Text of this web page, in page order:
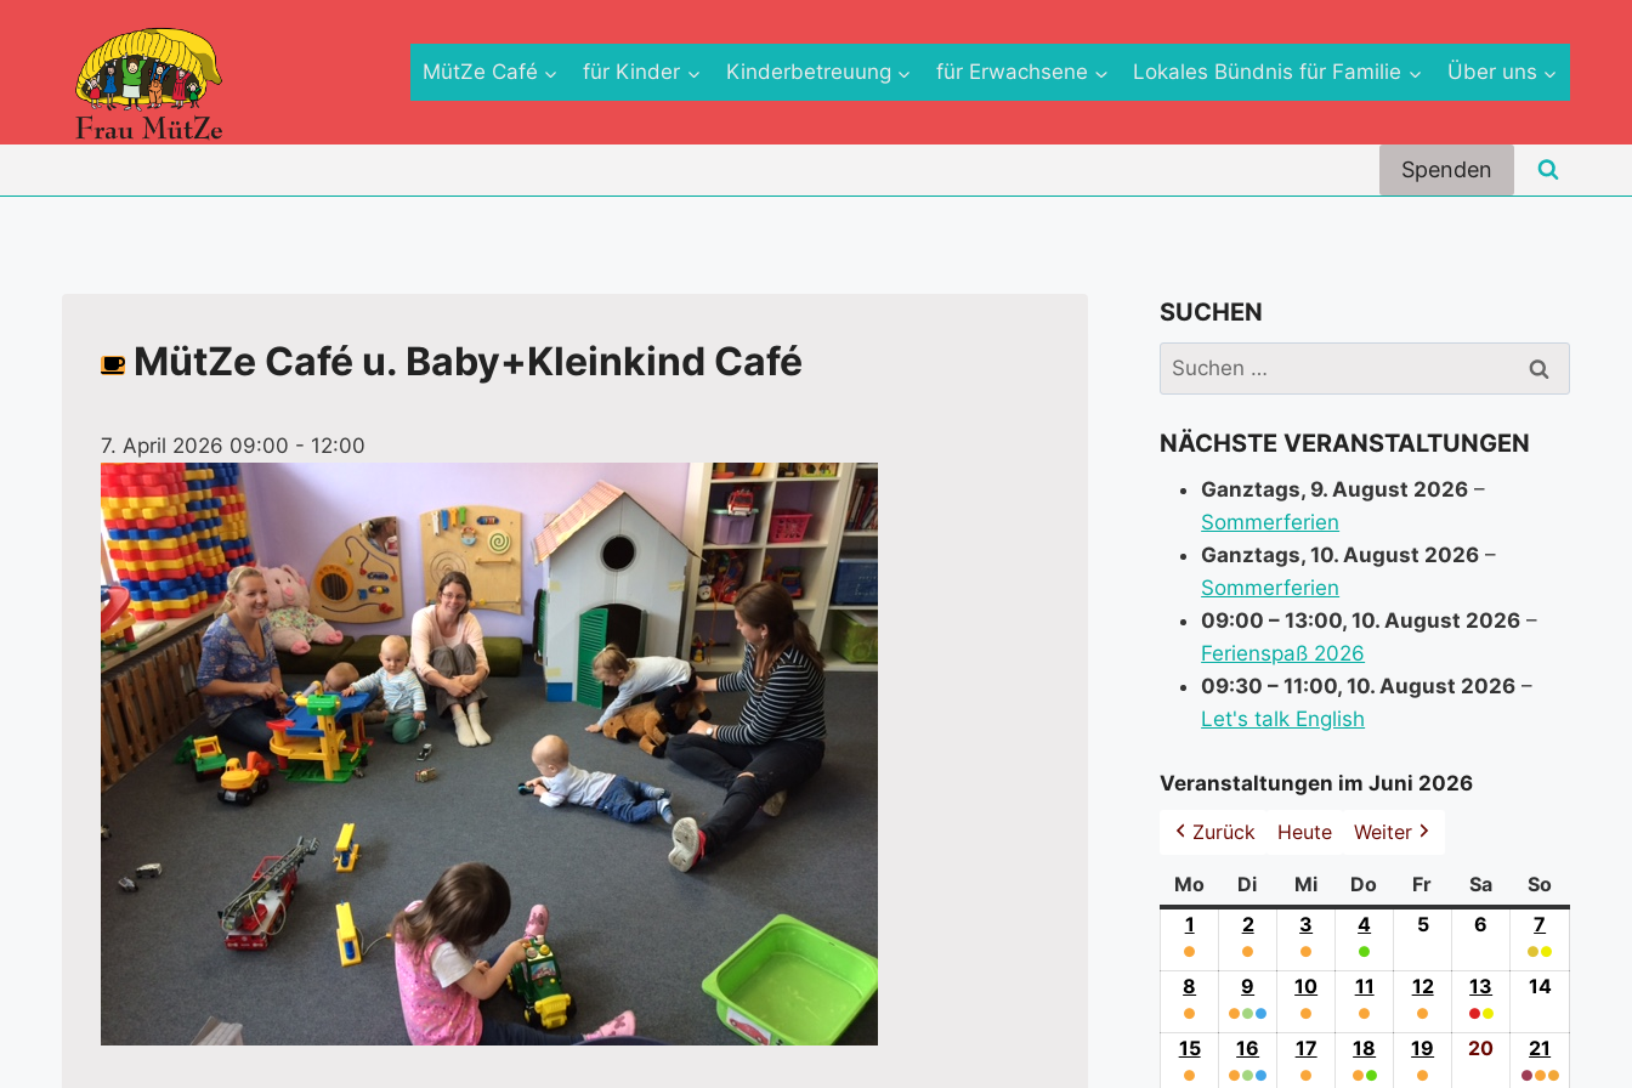
springen
MütZe Café für Kinder Kinderbetreuung für Erwachsene Lokales Bündnis für Familie Über uns
Spenden
MütZe Café u. Baby+Kleinkind Café
7. April 2026 09:00 - 12:00
SUCHEN
Suchen
nach:
NÄCHSTE VERANSTALTUNGEN
Ganztags, 9. August 2026 –
Sommerferien
Ganztags,10. August 2026 –
Sommerferien
09:00 – 13:00,10. August 2026 –
Ferienspaß 2026
09:30 – 11:00,10. August 2026 –
Let's talk English
Veranstaltungen im Juni 2026
Zurück
Heute Weiter
MoMontag
Di Dienstag
MiMittwoch
Do Donnerstag
Fr Freitag
SaSamstag
SoSonntag
1
Juni
2026
●
(1
event
category)
22.
2026
●
(1
event
category)
3
2026
●
(1
event
category)
4
2026
●
(1
event
category)
55.
2026
event
categories)
6
Juni
2026
event
categories)
7
Juni
2026
●●
(2
8
Juni
2026
●
(1
event
9
Juni
2026
●●●
(3
event
10
2026
●
(1
event
11
2026
●
(1
event
1212.
Juni
2026
●
(1
event
13
Juni
2026
●●
(2
event
1414.
event
1515.
Juni
●
16
Juni
●●●
17
Juni
●
18
Juni
●●
19
●
20
Juni
21
Juni
●●●